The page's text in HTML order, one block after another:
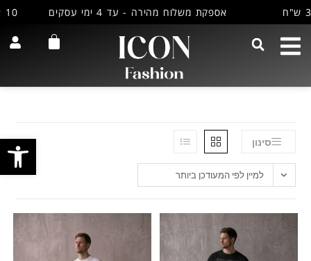
אספקת משלוח מהירה - עד 4 ימי עסקים
סינון
למיין לפי המעודכן ביותר